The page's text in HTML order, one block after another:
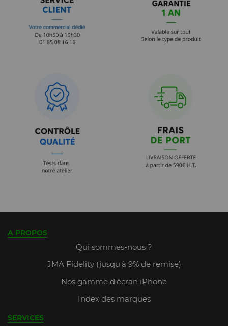
A PROPOS
Qui sommes-nous ?
JMA Fidelity (jusqu'à 9% de remise)
Nos gamme d'écran iPhone
Index des marques
SERVICES